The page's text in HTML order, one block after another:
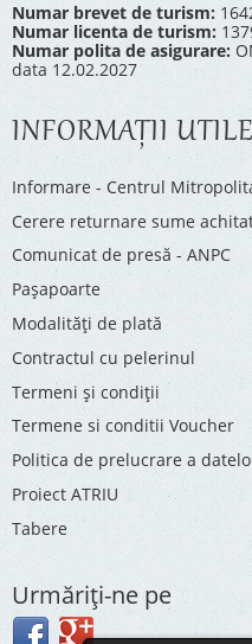
Numar brevet de turism:
Numar licenta de turism:
Numar polita de asigurare:
data 12.02.2027
INFORMAŢII UTILE
Informare - Centrul
Cerere returnare sume
Comunicat de presă - ANPC
Pașapoarte
Modalități de plată
Contractul cu pelerinul
Termeni și condiții
Termene si conditii Voucher
Politica de prelucrare a
Proiect ATRIU
Tabere
Urmăriţi-ne pe